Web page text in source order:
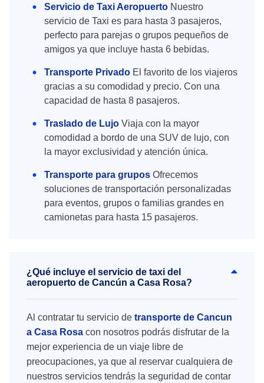
Servicio de Taxi Aeropuerto Nuestro
servicio de Taxi es para hasta 3 pasajeros,
perfecto para parejas o grupos pequeños de
amigos ya que incluye hasta 6 bebidas.
Transporte Privado El favorito de los viajeros
gracias a su comodidad y precio. Con una
capacidad de hasta 8 pasajeros.
Traslado de Lujo Viaja con la mayor
comodidad a bordo de una SUV de lujo, con
la mayor exclusividad y atención única.
Transporte para grupos Ofrecemos
soluciones de transportación personalizadas
para eventos, grupos o familias grandes en
camionetas para hasta 15 pasajeros.
¿Qué incluye el servicio de taxi del
aeropuerto de Cancún a Casa Rosa?
Al contratar tu servicio de transporte de Cancun
a Casa Rosa con nosotros podrás disfrutar de la
mejor experiencia de un viaje libre de
preocupaciones, ya que al reservar cualquiera de
nuestros servicios tendrás la seguridad de contar